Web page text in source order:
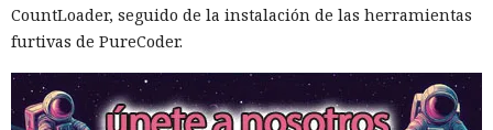
CountLoader, seguido de la instalación de las herramientas
furtivas de PureCoder.